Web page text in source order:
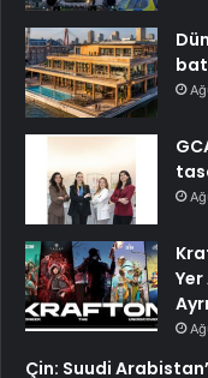
Çin: Suudi